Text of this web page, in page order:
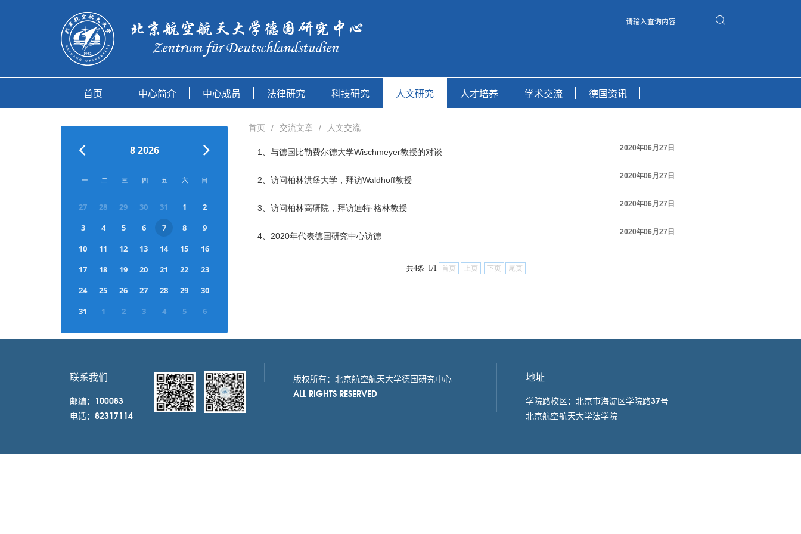
8 2026
一 二 三 四 五 六 日
27 28 29 30 31 1
2
3
4 5 6 7 8
9
10
11 12 13 14 15
16
17
18 19 20 21 22
23
24
25 26 27 28 29
30
31
1 2 3 4 5 6
0EVENT(S)
首页 / 交流文章 / 人文交流
2020年06月27日
1、与德国比勒费尔德大学Wischmeyer教授的对谈
2020年06月27日
2、访问柏林洪堡大学，拜访Waldhoff教授
2020年06月27日
3、访问柏林高研院，拜访迪特·格林教授
2020年06月27日
4、2020年代表德国研究中心访德
共4条 1/1 首页 上页 下页 尾页